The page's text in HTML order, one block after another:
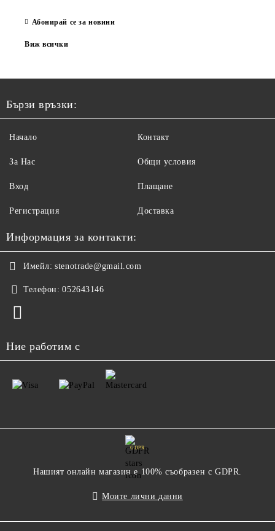
Абонирай се за новини
Виж всички
Бързи връзки:
Начало
За Нас
Вход
Регистрация
Контакт
Общи условия
Плащане
Доставка
Информация за контакти:
Имейл: stenotrade@gmail.com
Телефон: 052643146
Ние работим с
GDPR
Нашият онлайн магазин е 100% съобразен с GDPR.
Моите лични данни